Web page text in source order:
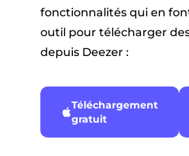
fonctionnalités qui en
outil pour télécharger
depuis Deezer :
Téléchargement
gratuit